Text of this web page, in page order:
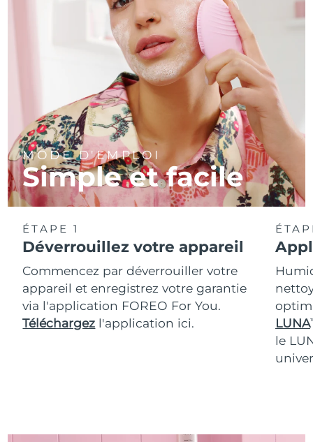
MODE D'EMPLOI
Simple et facile
ÉTAPE 1
Déverrouillez votre appareil
Commencez par déverrouiller votre
appareil et enregistrez votre garantie
via l'application FOREO For You.
Téléchargez l'application ici.
LUNA
le